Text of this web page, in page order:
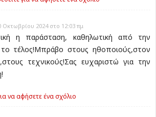
Οκτωβρίου 2024 στο 12:03 πμ
η παράσταση, καθηλωτική από την
τέλος!Μπράβο στους ηθοποιούς,στον
τεχνικούς!Σας ευχαριστώ για την
να αφήσετε ένα σχόλιο